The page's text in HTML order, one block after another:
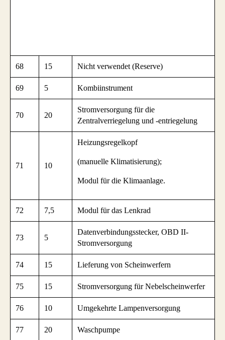
68 15 Nicht verwendet (Reserve)
69 5 Kombiinstrument
70 20
Stromversorgung für die
Zentralverriegelung und -entriegelung
71 10
Heizungsregelkopf
(manuelle Klimatisierung);
Modul für die Klimaanlage.
72 7,5 Modul für das Lenkrad
73 5
Datenverbindungsstecker, OBD II-
Stromversorgung
74 15 Lieferung von Scheinwerfern
75 15 Stromversorgung für Nebelscheinwerfer
76 10 Umgekehrte Lampenversorgung
77 20 Waschpumpe